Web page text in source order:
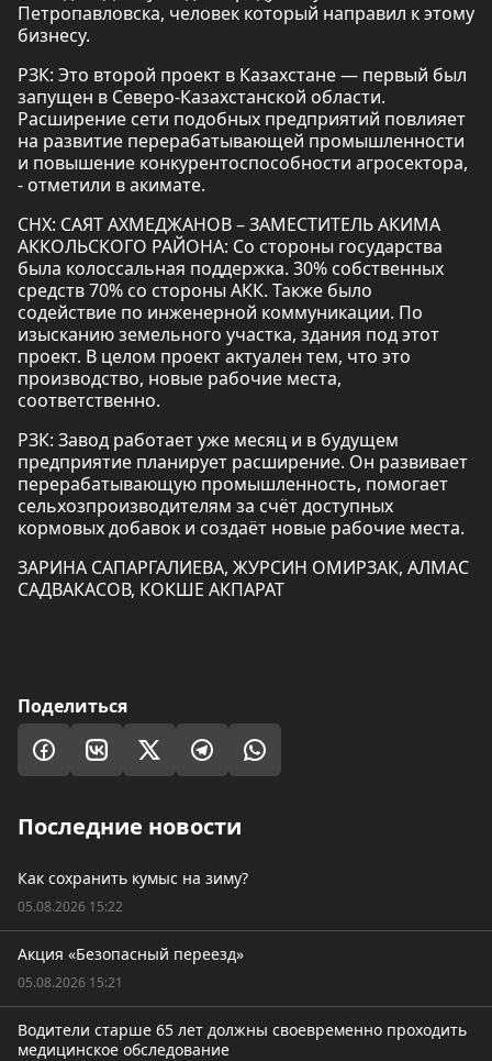
Петропавловска, человек который направил к этому
бизнесу.
РЗК: Это второй проект в Казахстане — первый был
запущен в Северо-Казахстанской области.
Расширение сети подобных предприятий повлияет
на развитие перерабатывающей промышленности
и повышение конкурентоспособности агросектора,
- отметили в акимате.
СНХ: САЯТ АХМЕДЖАНОВ – ЗАМЕСТИТЕЛЬ АКИМА
АККОЛЬСКОГО РАЙОНА: Со стороны государства
была колоссальная поддержка. 30% собственных
средств 70% со стороны АКК. Также было
содействие по инженерной коммуникации. По
изысканию земельного участка, здания под этот
проект. В целом проект актуален тем, что это
производство, новые рабочие места,
соответственно.
РЗК: Завод работает уже месяц и в будущем
предприятие планирует расширение. Он развивает
перерабатывающую промышленность, помогает
сельхозпроизводителям за счёт доступных
кормовых добавок и создаёт новые рабочие места.
ЗАРИНА САПАРГАЛИЕВА, ЖУРСИН ОМИРЗАК, АЛМАС
САДВАКАСОВ, КОКШЕ АКПАРАТ
Поделиться
Последние новости
Как сохранить кумыс на зиму?
05.08.2026 15:22
Акция «Безопасный переезд»
05.08.2026 15:21
Водители старше 65 лет должны своевременно проходить
медицинское обследование